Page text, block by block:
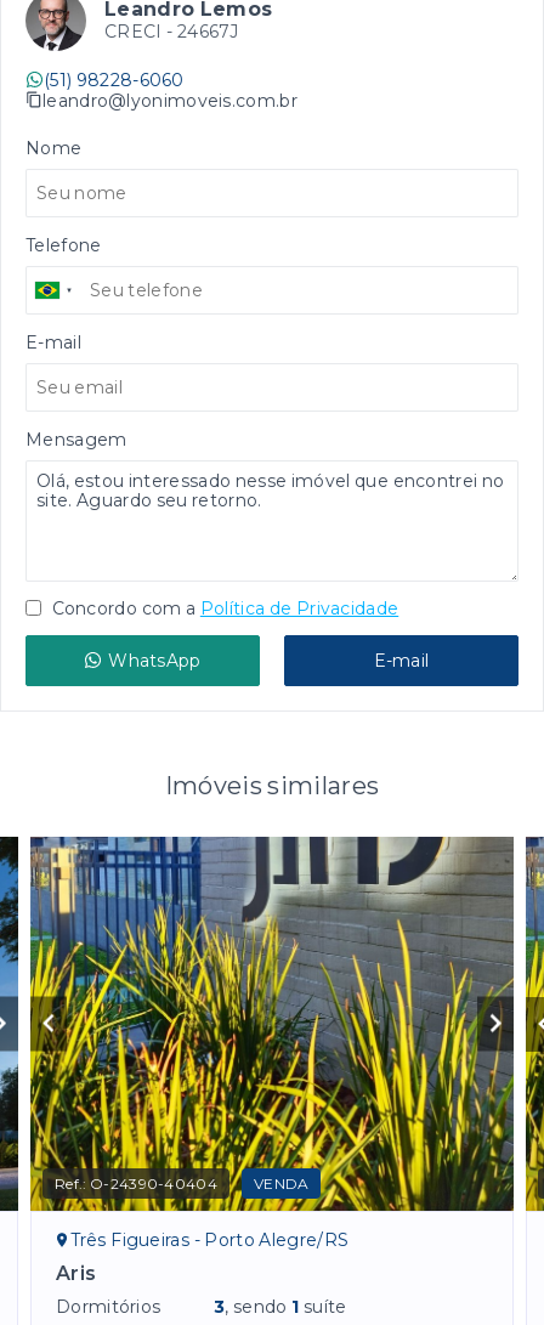
Leandro Lemos
CRECI - 24667J
(51) 98228-6060
leandro@lyonimoveis.com.br
Nome
Telefone
E-mail
Mensagem
Concordo com a Política de Privacidade
WhatsApp E-mail
Imóveis similares
Ref.:O-24390-40404 VENDA
Três Figueiras - Porto Alegre/RS
Aris
Dormitórios 3, sendo 1 suíte